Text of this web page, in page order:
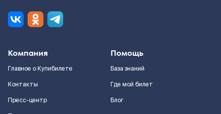
Компания
Главное о Купибилете
Контакты
Пресс-центр
Помощь
База знаний
Где мой билет
Блог